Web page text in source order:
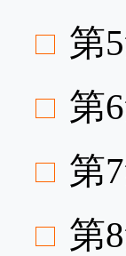
第
第
第
第